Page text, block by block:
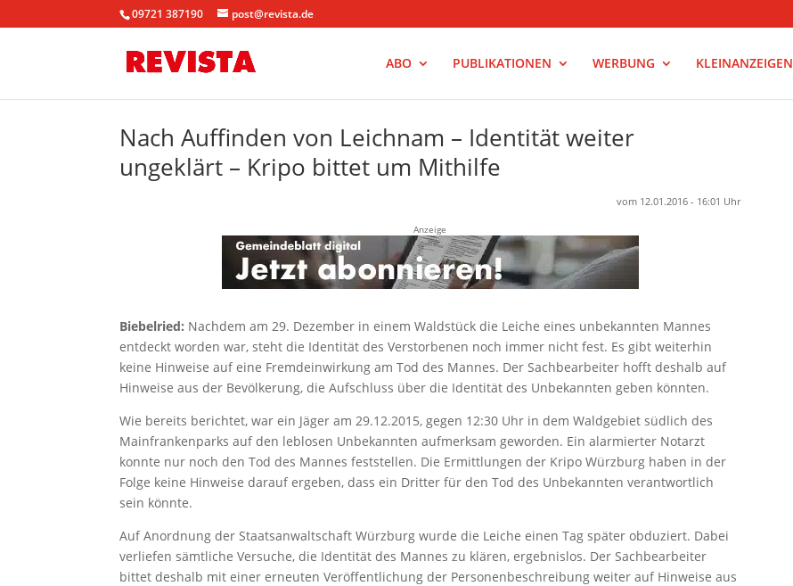
09721 387190 post@revista.de
ABO PUBLIKATIONEN WERBUNG KLEINANZEIGEN
Nach Auffinden von Leichnam – Identität weiter
ungeklärt – Kripo bittet um Mithilfe
vom 12.01.2016 - 16:01 Uhr
Anzeige
Biebelried: Nachdem am 29. Dezember in einem Waldstück die Leiche eines unbekannten Mannes
entdeckt worden war, steht die Identität des Verstorbenen noch immer nicht fest. Es gibt weiterhin
keine Hinweise auf eine Fremdeinwirkung am Tod des Mannes. Der Sachbearbeiter hofft deshalb auf
Hinweise aus der Bevölkerung, die Aufschluss über die Identität des Unbekannten geben könnten.
Wie bereits berichtet, war ein Jäger am 29.12.2015, gegen 12:30 Uhr in dem Waldgebiet südlich des
Mainfrankenparks auf den leblosen Unbekannten aufmerksam geworden. Ein alarmierter Notarzt
konnte nur noch den Tod des Mannes feststellen. Die Ermittlungen der Kripo Würzburg haben in der
Folge keine Hinweise darauf ergeben, dass ein Dritter für den Tod des Unbekannten verantwortlich
sein könnte.
Auf Anordnung der Staatsanwaltschaft Würzburg wurde die Leiche einen Tag später obduziert. Dabei
verliefen sämtliche Versuche, die Identität des Mannes zu klären, ergebnislos. Der Sachbearbeiter
bittet deshalb mit einer erneuten Veröffentlichung der Personenbeschreibung weiter auf Hinweise aus